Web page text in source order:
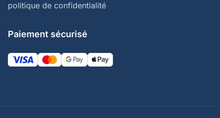
politique de confidentialité
Paiement sécurisé